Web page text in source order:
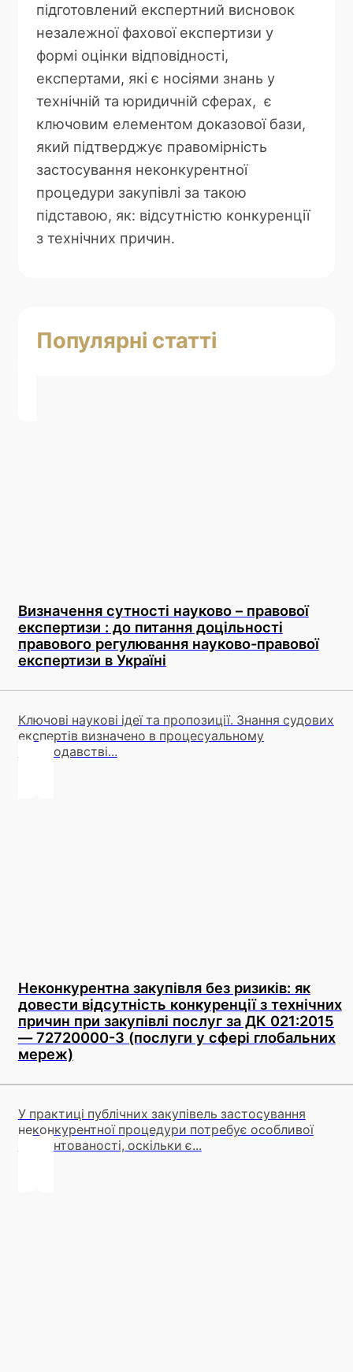
підготовлений експертний висновок
незалежної фахової експертизи у
формі оцінки відповідності,
експертами, які є носіями знань у
технічній та юридичній сферах, є
ключовим елементом доказової бази,
який підтверджує правомірність
застосування неконкурентної
процедури закупівлі за такою
підставою, як: відсутністю конкуренції
з технічних причин.
Популярні статті
Визначення сутності науково – правової
експертизи : до питання доцільності
правового регулювання науково-правової
експертизи в Україні
Ключові наукові ідеї та пропозиції. Знання судових
експертів визначено в процесуальному
законодавстві...
Неконкурентна закупівля без ризиків: як
довести відсутність конкуренції з технічних
причин при закупівлі послуг за ДК 021:2015
— 72720000-3 (послуги у сфері глобальних
мереж)
У практиці публічних закупівель застосування
неконкурентної процедури потребує особливої
обґрунтованості, оскільки є...